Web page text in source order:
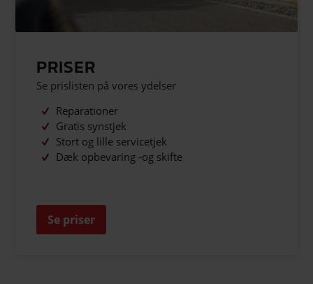
PRISER
Se prislisten på vores ydelser
Reparationer
Gratis synstjek
Stort og lille servicetjek
Dæk opbevaring -og skifte
Se priser